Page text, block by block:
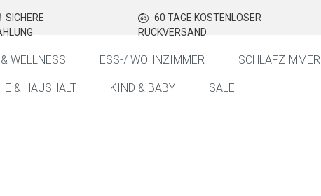
SICHERE
60 TAGE KOSTENLOSER
RÜCKVERSAND
WELLNESS ESS-/ WOHNZIMMER SCHLAFZIMMER
& HAUSHALT KIND & BABY
SALE